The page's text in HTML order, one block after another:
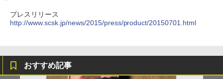
プレスリリース
http://www.scsk.jp/news/2015/press/product/20150701.html
おすすめ記事